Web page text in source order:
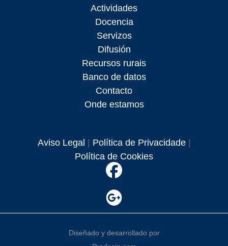
Actividades
Docencia
Servizos
Difusión
Recursos rurais
Banco de datos
Contacto
Onde estamos
Aviso Legal | Política de Privacidade|
Política de Cookies
Diseñado y desarrollado por